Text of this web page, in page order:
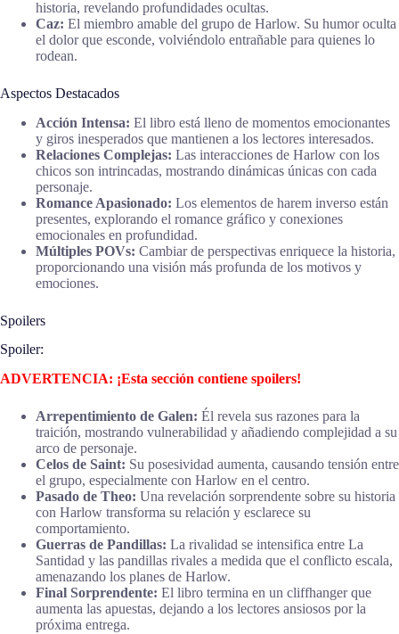
historia, revelando profundidades ocultas.
Caz: El miembro amable del grupo de Harlow. Su humor oculta
el dolor que esconde, volviéndolo entrañable para quienes lo
rodean.
Aspectos Destacados
Acción Intensa: El libro está lleno de momentos emocionantes
y giros inesperados que mantienen a los lectores interesados.
Relaciones Complejas: Las interacciones de Harlow con los
chicos son intrincadas, mostrando dinámicas únicas con cada
personaje.
Romance Apasionado: Los elementos de harem inverso están
presentes, explorando el romance gráfico y conexiones
emocionales en profundidad.
Múltiples POVs: Cambiar de perspectivas enriquece la historia,
proporcionando una visión más profunda de los motivos y
emociones.
Spoilers
Spoiler:
ADVERTENCIA: ¡Esta sección contiene spoilers!
Arrepentimiento de Galen: Él revela sus razones para la
traición, mostrando vulnerabilidad y añadiendo complejidad a su
arco de personaje.
Celos de Saint: Su posesividad aumenta, causando tensión entre
el grupo, especialmente con Harlow en el centro.
Pasado de Theo: Una revelación sorprendente sobre su historia
con Harlow transforma su relación y esclarece su
comportamiento.
Guerras de Pandillas: La rivalidad se intensifica entre La
Santidad y las pandillas rivales a medida que el conflicto escala,
amenazando los planes de Harlow.
Final Sorprendente: El libro termina en un cliffhanger que
aumenta las apuestas, dejando a los lectores ansiosos por la
próxima entrega.